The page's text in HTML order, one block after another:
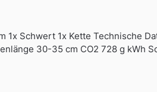
1x Schwert 1x Kette Technische
30-35 cm CO2 728 g kWh